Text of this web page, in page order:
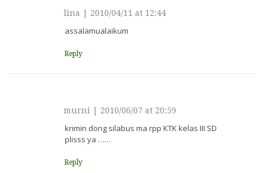
lina 2010/04/11 at 12:44
assalamualaikum
Reply
murni 2010/06/07 at 20:59
krimin dong silabus ma rpp KTK kelas III SD
plisss ya ……
Reply